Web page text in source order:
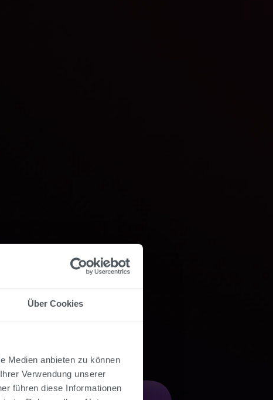
Über Cookies
Medien anbieten zu können
Verwendung unserer
führen diese Informationen